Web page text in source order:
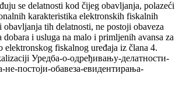
se delatnosti kod čijeg obavljanja, polazeći
karakteristika elektronskih fiskalnih
obavljanja tih delatnosti, ne postoji obaveza
dobara i usluga na malo i primljenih avansa za
elektronskog fiskalnog uređaja iz člana 4.
Уредба-о-одређивању-делатности-
не-постоји-обавеза-евидентирања-